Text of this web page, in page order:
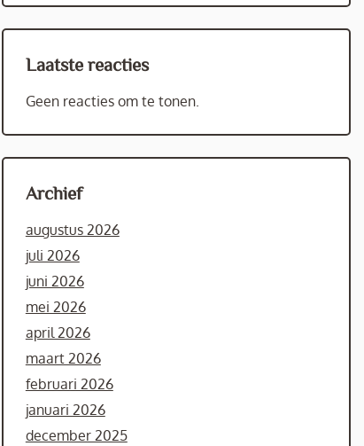
Laatste reacties
Geen reacties om te tonen.
Archief
augustus 2026
juli 2026
juni 2026
mei 2026
april 2026
maart 2026
februari 2026
januari 2026
december 2025